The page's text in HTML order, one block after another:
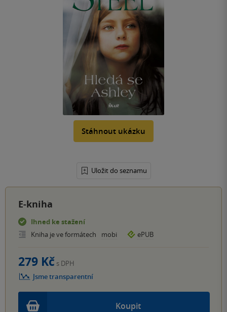
Stáhnout ukázku
Uložit do seznamu
E-kniha
Ihned ke stažení
Kniha je ve formátech
mobi ePUB
Koupit
279 Kč s DPH
Jsme transparentní